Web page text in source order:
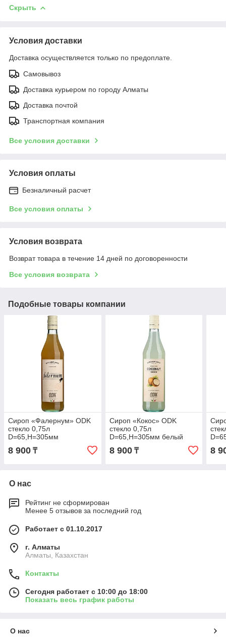
Скрыть
Условия доставки
Доставка осуществляется только по предоплате.
Самовывоз
Доставка курьером по городу Алматы
Доставка почтой
Транспортная компания
Все условия доставки
Условия оплаты
Безналичный расчет
Все условия оплаты
Условия возврата
Возврат товара в течение 14 дней по договоренности
Все условия возврата
Подобные товары компании
Сироп «Фалернум» ODK
стекло 0,75л
D=65,H=305мм
8 900 ₸
Сироп «Кокос» ODK
стекло 0,75л
D=65,H=305мм белый
8 900₸ 8
О нас
Рейтинг не сформирован
Менее 5 отзывов за последний год
Работает с 01.10.2017
г. Алматы
Алматы, Казахстан
Контакты
Сегодня работает с 10:00 до 18:00
Показать весь график работы
О нас